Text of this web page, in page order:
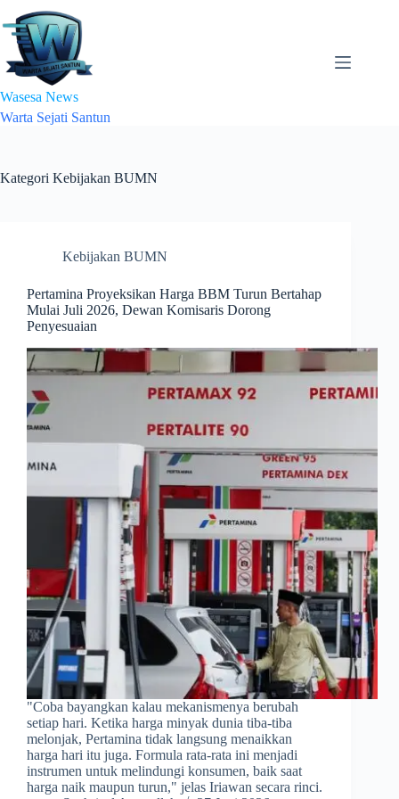
to
content
Wasesa News
Warta Sejati Santun
Kategori Kebijakan BUMN
Kebijakan BUMN
Pertamina Proyeksikan Harga BBM Turun Bertahap
Mulai Juli 2026, Dewan Komisaris Dorong
Penyesuaian
​"Coba bayangkan kalau mekanismenya berubah
setiap hari. Ketika harga minyak dunia tiba-tiba
melonjak, Pertamina tidak langsung menaikkan
harga hari itu juga. Formula rata-rata ini menjadi
instrumen untuk melindungi konsumen, baik saat
harga naik maupun turun," jelas Iriawan secara rinci.